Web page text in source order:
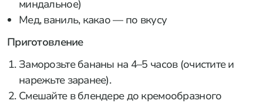
миндальное)
Мед, ваниль, какао — по вкусу
Приготовление
Заморозьте бананы на 4–5 часов (очистите и
нарежьте заранее).
Смешайте в блендере до кремообразного